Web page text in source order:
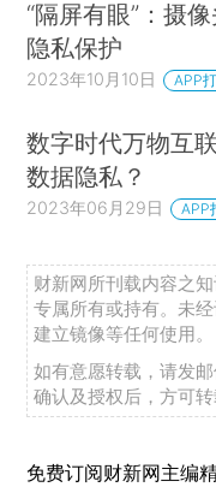
“隔屏有眼”：摄
隐私保护
2023年10月10日 APP
数字时代万物互
数据隐私？
2023年06月29日 APP
财新网所刊载内容之
专属所有或持有。未
建立镜像等任何使用。
如有意愿转载，请发
确认及授权后，方可转
免费订阅财新网主编